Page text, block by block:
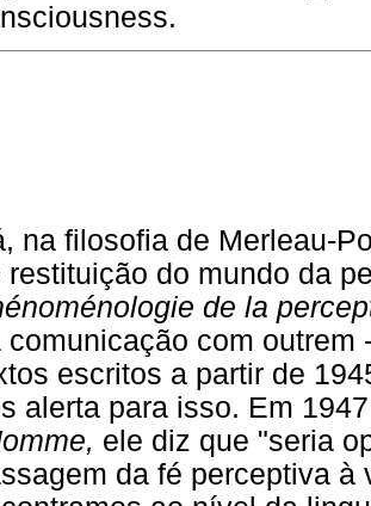
na filosofia de Merleau-
restituição do mundo da
de la
comunicação com outrem
escritos a partir de
alerta para isso. Em
ele diz que "seria
da fé perceptiva